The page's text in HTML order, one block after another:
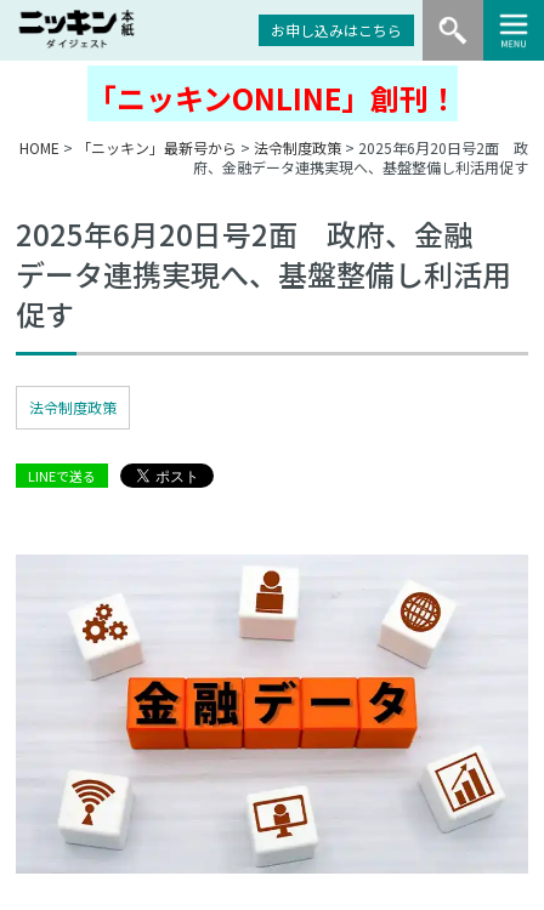
お申し込みはこちら
「ニッキンONLINE」創刊！
HOME > 「ニッキン」最新号から > 法令制度政策> 2025年6月20日号2面 政
府、金融データ連携実現へ、基盤整備し利活用促す
2025年6月20日号2面 政府、金融
データ連携実現へ、基盤整備し利活用
促す
法令制度政策
LINEで送る